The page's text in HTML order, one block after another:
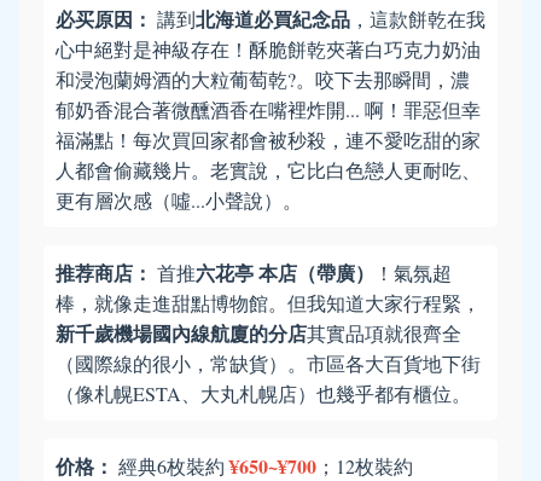
必买原因： 講到北海道必買紀念品 ，這款餅乾在我
心中絕對是神級存在！酥脆餅乾夾著白巧克力奶油
和浸泡蘭姆酒的大粒葡萄乾?。咬下去那瞬間，濃
郁奶香混合著微醺酒香在嘴裡炸開... 啊！罪惡但幸
福滿點！每次買回家都會被秒殺，連不愛吃甜的家
人都會偷藏幾片。老實說，它比白色戀人更耐吃、
更有層次感（噓...小聲說）。
推荐商店： 首推六花亭 本店（帶廣）
！氣氛超
棒，就像走進甜點博物館。但我知道大家行程緊，
新千歲機場國內線航廈的分店其實品項就很齊全
（國際線的很小，常缺貨）。市區各大百貨地下街
（像札幌ESTA、大丸札幌店）也幾乎都有櫃位。
价格： 經典6枚裝約¥650~¥700 ；12枚裝約